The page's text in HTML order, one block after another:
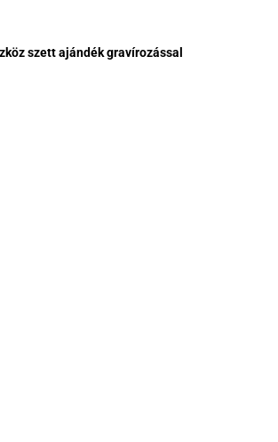
szett ajándék gravírozással